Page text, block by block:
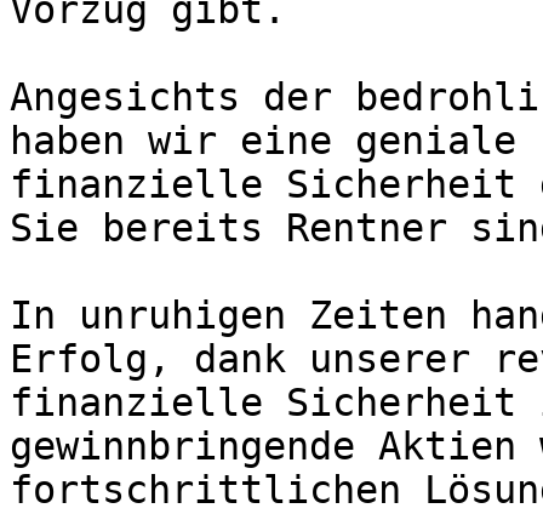
Vorzug gibt.
Angesichts der
haben wir eine geniale
finanzielle Sicherheit
Sie bereits Rentner
In unruhigen Zeiten
Erfolg, dank unserer
finanzielle Sicherheit
gewinnbringende Aktien
fortschrittlichen